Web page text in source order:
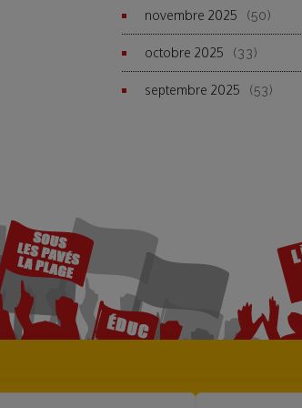
novembre 2025 (50)
octobre 2025 (33)
septembre 2025 (53)